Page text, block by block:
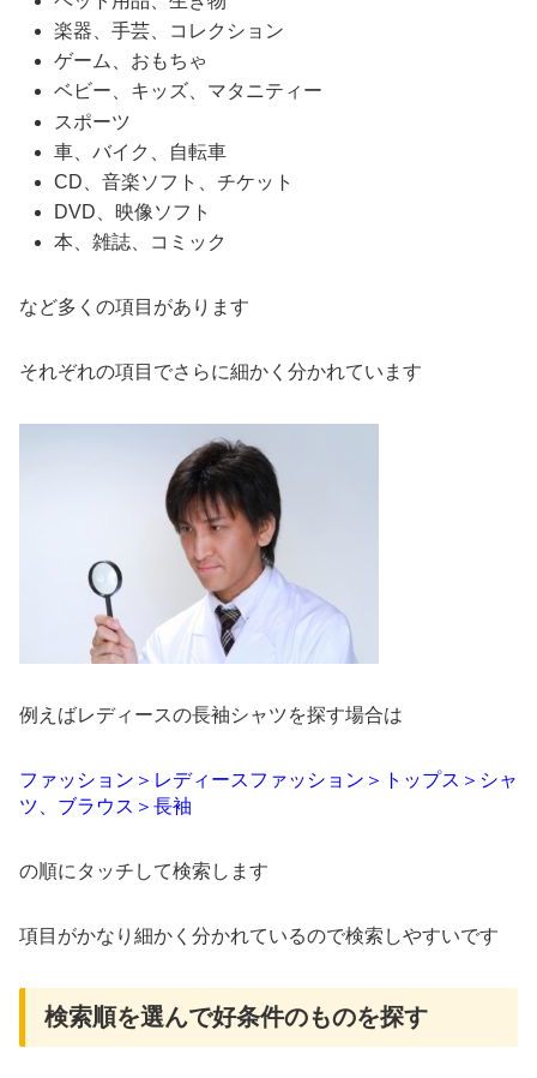
楽器、手芸、コレクション
ゲーム、おもちゃ
ベビー、キッズ、マタニティー
スポーツ
車、バイク、自転車
CD、音楽ソフト、チケット
DVD、映像ソフト
本、雑誌、コミック
など多くの項目があります
それぞれの項目でさらに細かく分かれています
例えばレディースの長袖シャツを探す場合は
ファッション＞レディースファッション＞トップス＞シャ
ツ、ブラウス＞長袖
の順にタッチして検索します
項目がかなり細かく分かれているので検索しやすいです
検索順を選んで好条件のものを探す